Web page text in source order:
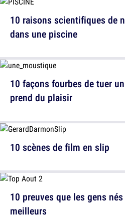
10 raisons scientifiques de
dans une piscine
10 scènes de film en slip
10 façons fourbes de tuer
prend du plaisir
10 preuves que les gens
meilleurs